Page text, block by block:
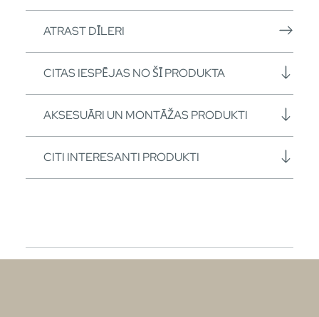
ATRAST DĪLERI
CITAS IESPĒJAS NO ŠĪ PRODUKTA
AKSESUĀRI UN MONTĀŽAS PRODUKTI
CITI INTERESANTI PRODUKTI